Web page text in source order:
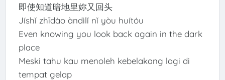
即使知道暗地里妳又回头
Jíshǐ zhīdào àndìlǐ nǐ yòu huítóu
Even knowing you look back again in the dark
place
Meski tahu kau menoleh kebelakang lagi di
tempat gelap